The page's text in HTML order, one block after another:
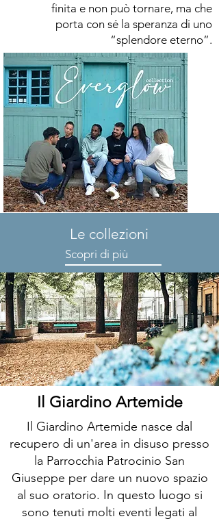
finita e non può tornare, ma che
porta con sé la speranza di uno
“splendore eterno”.
Il Giardino Artemide
Il Giardino Artemide nasce dal
recupero di un'area in disuso presso
la Parrocchia Patrocinio San
Giuseppe per dare un nuovo spazio
al suo oratorio. In questo luogo si
sono tenuti molti eventi legati al
Le collezioni
Scopri di più